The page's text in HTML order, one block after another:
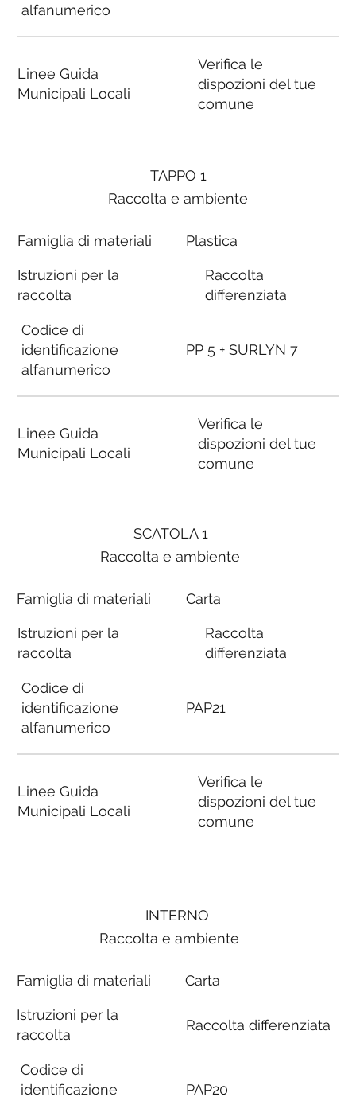
alfanumerico
Linee Guida
Municipali Locali
Verifica le
dispozioni del tue
comune
SCATOLA 1
Raccolta e ambiente
Famiglia di materiali
Istruzioni per la
raccolta
Codice di
identificazione
alfanumerico
Linee Guida
Municipali Locali
Carta
Raccolta
differenziata
PAP21
Verifica le
dispozioni del tue
comune
TAPPO 1
Raccolta e ambiente
Famiglia di materiali
Istruzioni per la
raccolta
Codice di
identificazione
alfanumerico
Linee Guida
Municipali Locali
Plastica
Raccolta
differenziata
PP 5 + SURLYN 7
Verifica le
dispozioni del tue
comune
INTERNO
Raccolta e ambiente
Famiglia di materiali
Istruzioni per la
raccolta
Codice di
identificazione
Carta
Raccolta differenziata
PAP20